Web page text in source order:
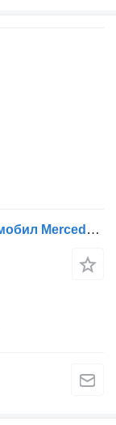
Амортисьор A 220 320 24 38 за автомобил Mercedes-Benz Clase S (BM 220) Berlina (07.1998->)